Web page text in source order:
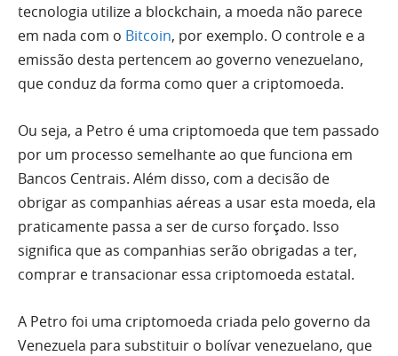
tecnologia utilize a blockchain, a moeda não parece
em nada com o Bitcoin, por exemplo. O controle e a
emissão desta pertencem ao governo venezuelano,
que conduz da forma como quer a criptomoeda.
Ou seja, a Petro é uma criptomoeda que tem passado
por um processo semelhante ao que funciona em
Bancos Centrais. Além disso, com a decisão de
obrigar as companhias aéreas a usar esta moeda, ela
praticamente passa a ser de curso forçado. Isso
significa que as companhias serão obrigadas a ter,
comprar e transacionar essa criptomoeda estatal.
A Petro foi uma criptomoeda criada pelo governo da
Venezuela para substituir o bolívar venezuelano, que